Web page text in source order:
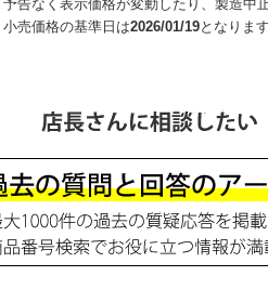
予告なく表示価格が変動したり、製造中
小売価格の基準日は2026/01/19となりま